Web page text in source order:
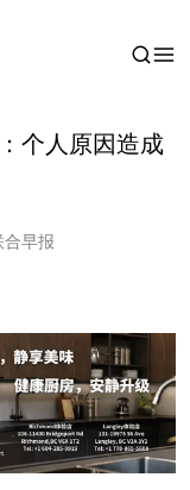
个人原因造成
合早报